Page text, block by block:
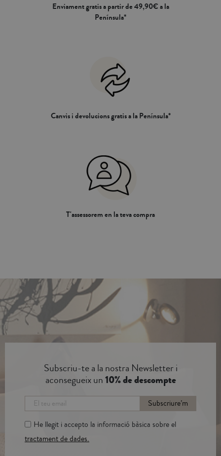
Enviament gratis a partir de 49,90€ a la
Península*
Canvis i devolucions gratis a la Península*
T'assessorem en la teva compra
Subscriu-te a la nostra Newsletter i
aconsegueix un10% de descompte
Subscriure’m
He llegit i accepto la informació bàsica sobre el
tractament de dades.